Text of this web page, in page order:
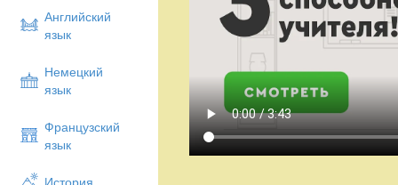
Английский
язык
Немецкий
язык
Французский
язык
История